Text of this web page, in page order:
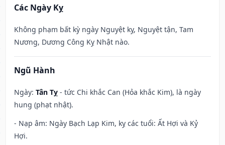
Các Ngày Kỵ
Không phạm bất kỳ ngày Nguyệt kỵ, Nguyệt tận, Tam
Nương, Dương Công Kỵ Nhật nào.
Ngũ Hành
Ngày: Tân Tỵ - tức Chi khắc Can (Hỏa khắc Kim), là ngày
hung (phạt nhật).
- Nạp âm: Ngày Bạch Lạp Kim, kỵ các tuổi: Ất Hợi và Kỷ
Hợi.